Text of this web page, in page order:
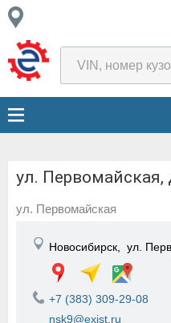
ул. Первомайская,
ул. Первомайская
Новосибирск, ул.
+7 (383) 309-29-08
nsk9@exist.ru